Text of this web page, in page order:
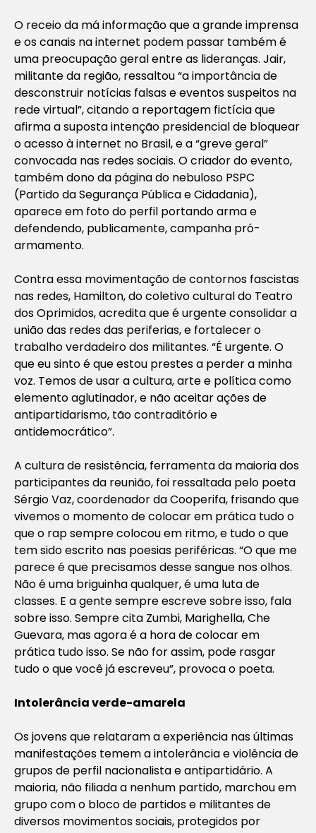
O receio da má informação que a grande imprensa
e os canais na internet podem passar também é
uma preocupação geral entre as lideranças. Jair,
militante da região, ressaltou “a importância de
desconstruir notícias falsas e eventos suspeitos na
rede virtual”, citando a reportagem fictícia que
afirma a suposta intenção presidencial de bloquear
o acesso à internet no Brasil, e a “greve geral”
convocada nas redes sociais. O criador do evento,
também dono da página do nebuloso PSPC
(Partido da Segurança Pública e Cidadania),
aparece em foto do perfil portando arma e
defendendo, publicamente, campanha pró-
armamento.
Contra essa movimentação de contornos fascistas
nas redes, Hamilton, do coletivo cultural do Teatro
dos Oprimidos, acredita que é urgente consolidar a
união das redes das periferias, e fortalecer o
trabalho verdadeiro dos militantes. “É urgente. O
que eu sinto é que estou prestes a perder a minha
voz. Temos de usar a cultura, arte e política como
elemento aglutinador, e não aceitar ações de
antipartidarismo, tão contraditório e
antidemocrático”.
A cultura de resistência, ferramenta da maioria dos
participantes da reunião, foi ressaltada pelo poeta
Sérgio Vaz, coordenador da Cooperifa, frisando que
vivemos o momento de colocar em prática tudo o
que o rap sempre colocou em ritmo, e tudo o que
tem sido escrito nas poesias periféricas. “O que me
parece é que precisamos desse sangue nos olhos.
Não é uma briguinha qualquer, é uma luta de
classes. E a gente sempre escreve sobre isso, fala
sobre isso. Sempre cita Zumbi, Marighella, Che
Guevara, mas agora é a hora de colocar em
prática tudo isso. Se não for assim, pode rasgar
tudo o que você já escreveu”, provoca o poeta.
Intolerância verde-amarela
Os jovens que relataram a experiência nas últimas
manifestações temem a intolerância e violência de
grupos de perfil nacionalista e antipartidário. A
maioria, não filiada a nenhum partido, marchou em
grupo com o bloco de partidos e militantes de
diversos movimentos sociais, protegidos por